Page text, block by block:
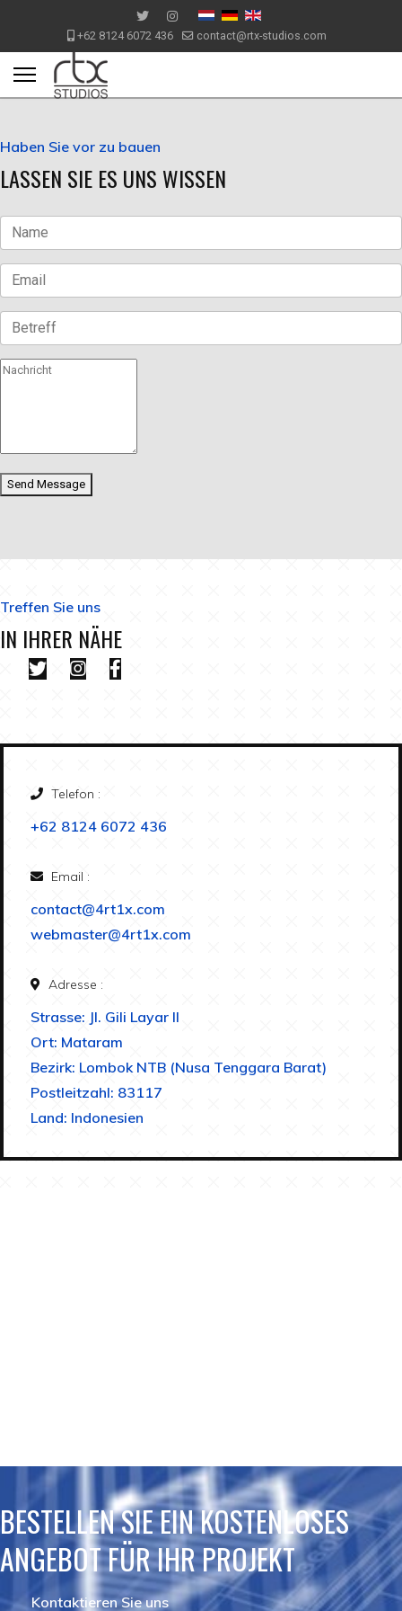
+62 8124 6072 436 contact@rtx-studios.com
Haben Sie vor zu bauen
LASSEN SIE ES UNS WISSEN
Send Message
Treffen Sie uns
IN IHRER NÄHE
Telefon :
+62 8124 6072 436
Email :
contact@4rt1x.com
webmaster@4rt1x.com
Adresse :
Strasse: Jl. Gili Layar II
Ort: Mataram
Bezirk: Lombok NTB (Nusa Tenggara Barat)
Postleitzahl: 83117
Land: Indonesien
BESTELLEN SIE EIN KOSTENLOSES
ANGEBOT FÜR IHR PROJEKT
Kontaktieren Sie uns